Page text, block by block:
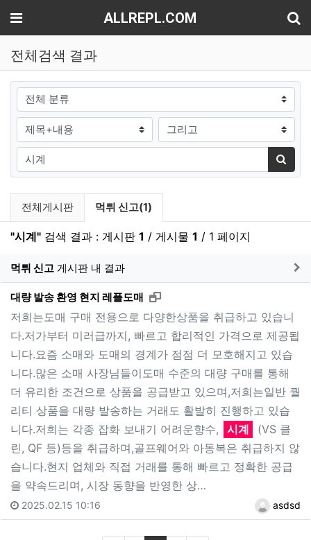
메뉴 ALLREPL.COM
전체검색 결과
그룹
검색조건 검색방법
검색어
검색
검색 게시판 목록
전체게시판 현재 게시판
먹튀 신고(1)
"시계" 검색 결과 : 게시판 1 / 게시물 1 / 1 페이지
먹튀 신고 게시판 내 결과
대량 발송 환영 현지 레플도매 새창으로 보기
저희는도매 구매 전용으로 다양한상품을 취급하고 있습니
다.저가부터 미러급까지, 빠르고 합리적인 가격으로 제공됩
니다.요즘 소매와 도매의 경계가 점점 더 모호해지고 있습
니다.많은 소매 사장님들이도매 수준의 대량 구매를 통해
더 유리한 조건으로 상품을 공급받고 있으며,저희는일반 퀄
리티 상품을 대량 발송하는 거래도 활발히 진행하고 있습
니다.저희는 각종 잡화 보내기 어려운향수,
시계
(VS 클
린, QF 등)등을 취급하며,골프웨어와 아동복은 취급하지 않
습니다.현지 업체와 직접 거래를 통해 빠르고 정확한 공급
을 약속드리며, 시장 동향을 반영한 상…
asdsd
2025.02.15 10:16